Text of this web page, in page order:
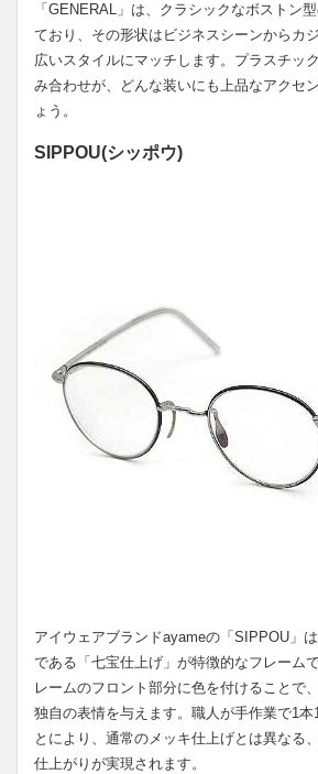
「GENERAL」は、クラシックなボストン
ており、その形状はビジネスシーンからカ
広いスタイルにマッチします。プラスチッ
み合わせが、どんな装いにも上品なアクセ
ょう。
SIPPOU(シッポウ)
アイウェアブランドayameの「SIPPOU」
である「七宝仕上げ」が特徴的なフレーム
レームのフロント部分に色を付けることで
独自の表情を与えます。職人が手作業で1本
とにより、通常のメッキ仕上げとは異なる
仕上がりが実現されます。